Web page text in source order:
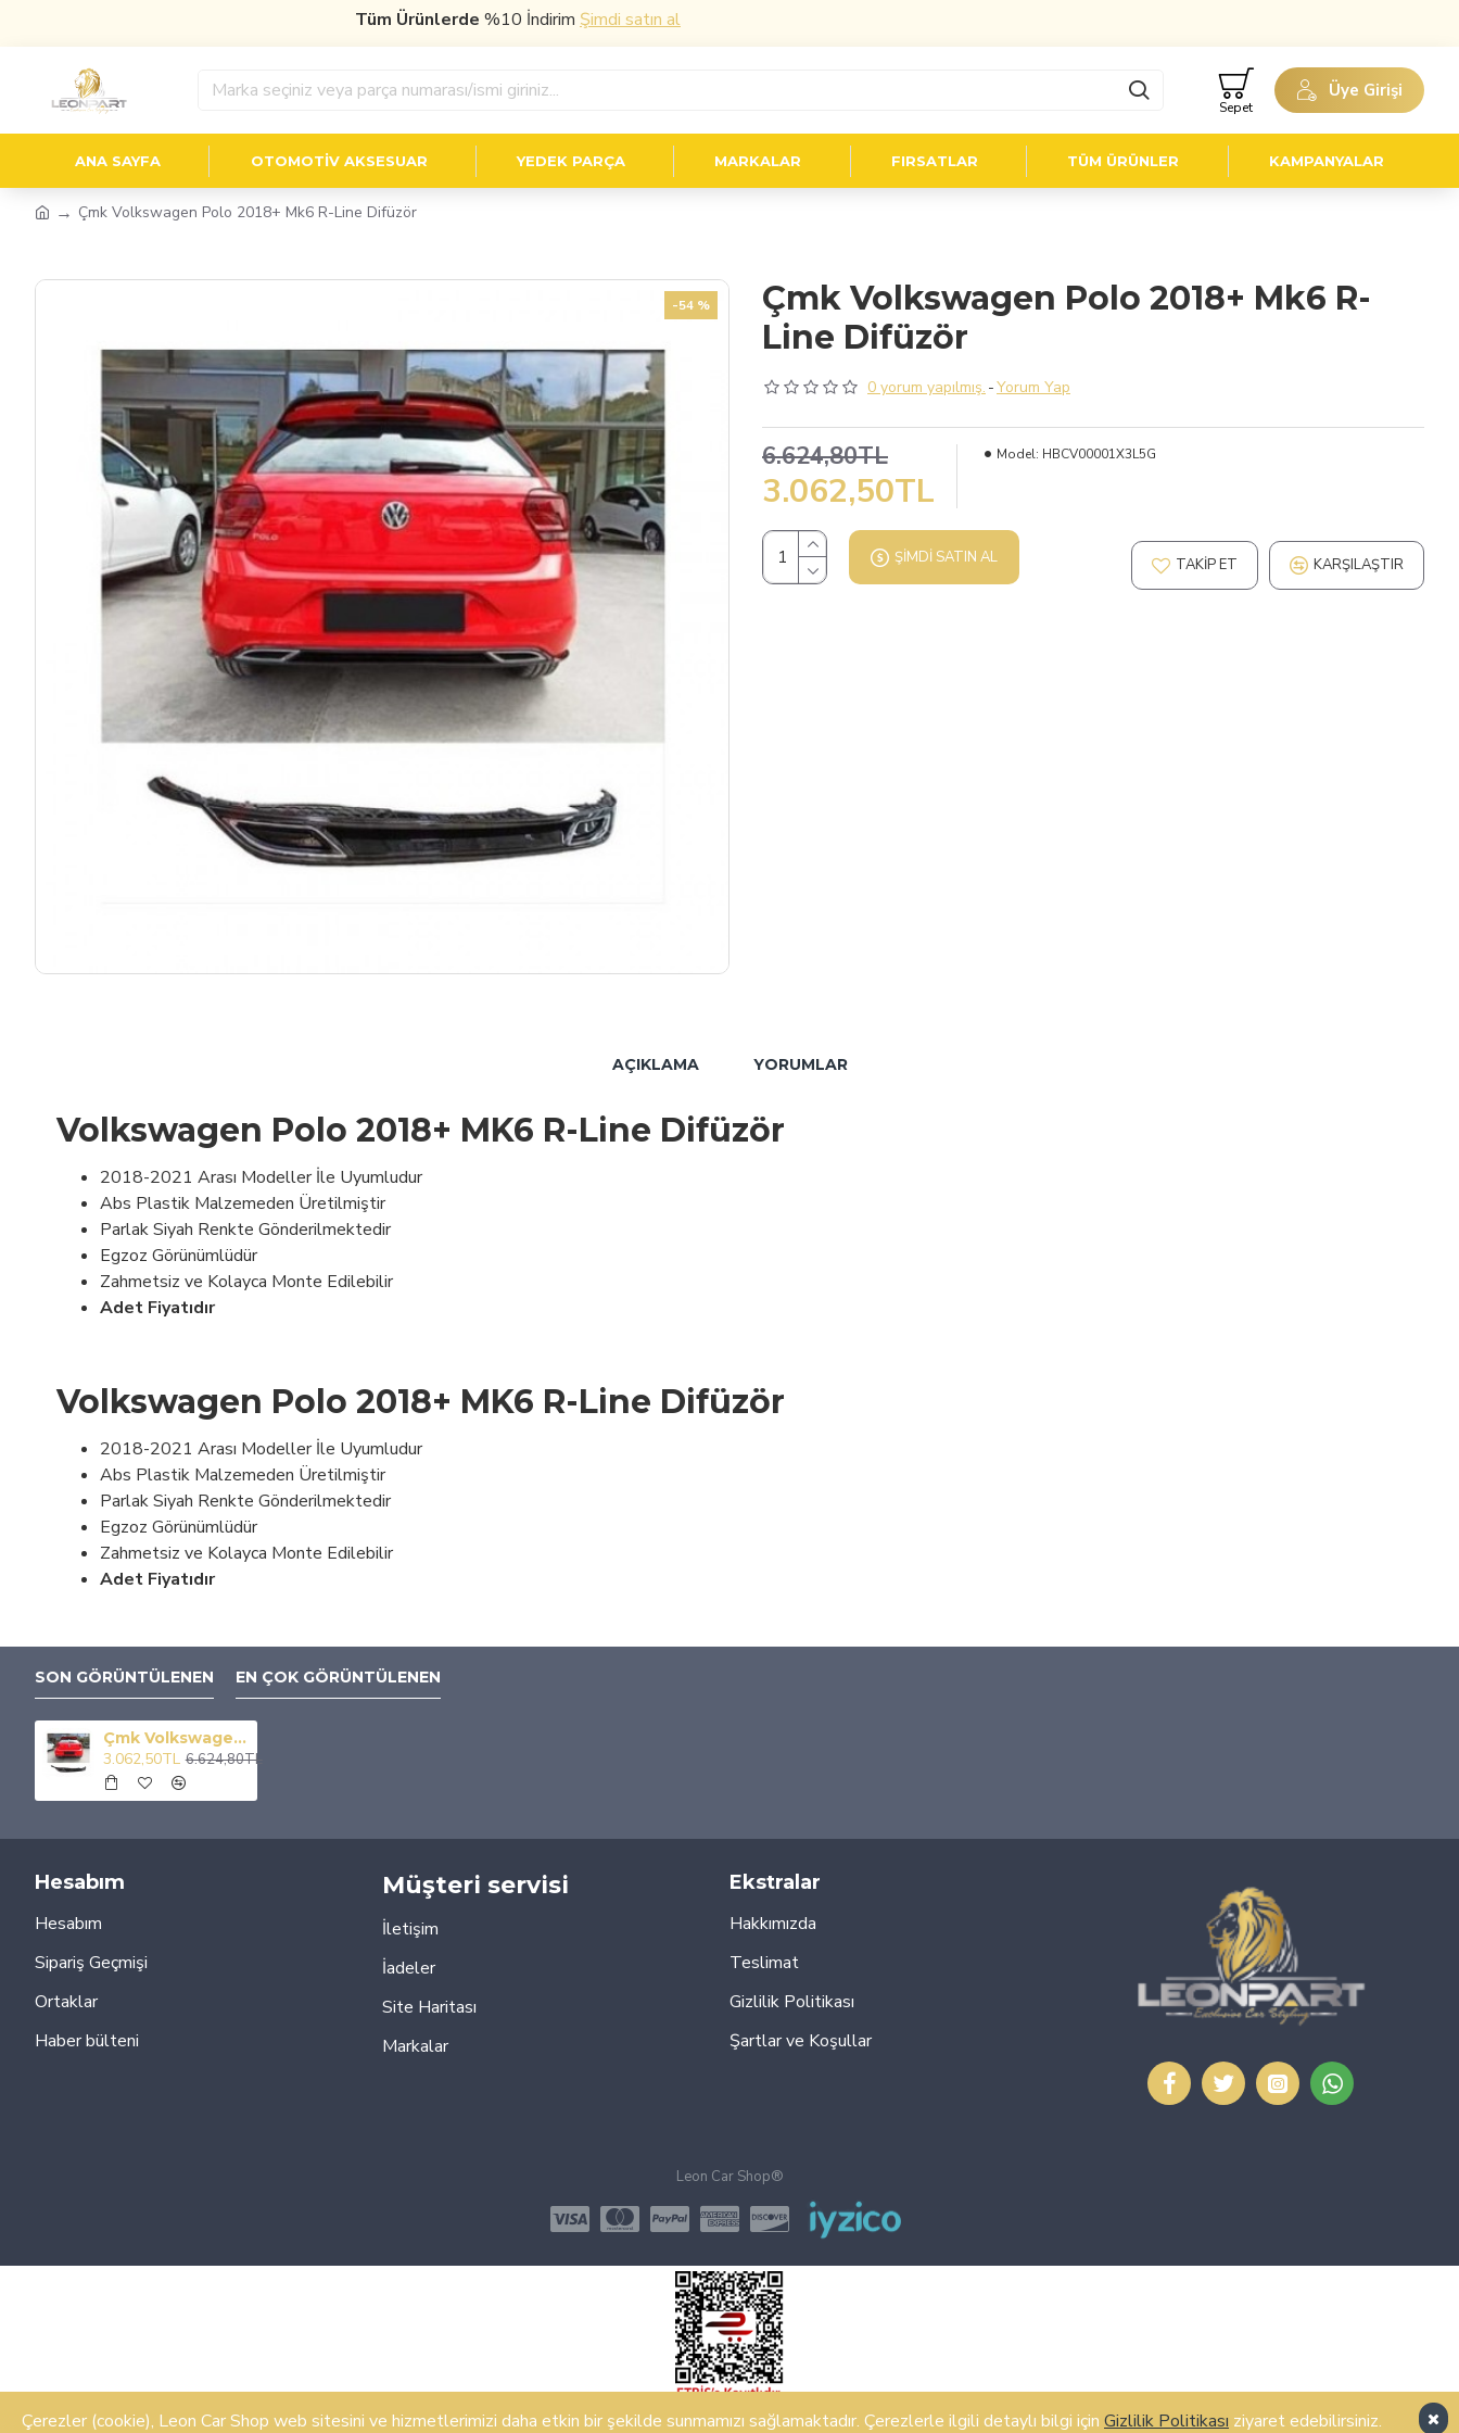
Tüm Ürünlerde%10 İndirimŞimdi satın al
Üye Girişi
Sepet
ANA SAYFA OTOMOTIV AKSESUAR YEDEK PARÇA MARKALAR FIRSATLAR TÜM ÜRÜNLER KAMPANYALAR
Çmk Volkswagen Polo 2018+ Mk6 R-Line Difüzör
-54 %
Çmk Volkswagen Polo 2018+ Mk6 R-
Line Difüzör
0 yorum yapılmış. -Yorum Yap
3.062,50TL
6.624,80TL Model: HBCV00001X3L5G
ŞIMDI SATIN AL TAKIP ET KARŞILAŞTIR
AÇIKLAMA YORUMLAR
Volkswagen Polo 2018+ MK6 R-Line Difüzör
2018-2021 Arası Modeller İle Uyumludur
Abs Plastik Malzemeden Üretilmiştir
Parlak Siyah Renkte Gönderilmektedir
Egzoz Görünümlüdür
Zahmetsiz ve Kolayca Monte Edilebilir
Adet Fiyatıdır
Volkswagen Polo 2018+ MK6 R-Line Difüzör
2018-2021 Arası Modeller İle Uyumludur
Abs Plastik Malzemeden Üretilmiştir
Parlak Siyah Renkte Gönderilmektedir
Egzoz Görünümlüdür
Zahmetsiz ve Kolayca Monte Edilebilir
Adet Fiyatıdır
SON GÖRÜNTÜLENEN EN ÇOK GÖRÜNTÜLENEN
Çmk Volkswagen Polo 2018+ Mk6 R-Line Difüzör
3.062,50TL 6.624,80TL
Hesabım
Hesabım
Sipariş Geçmişi
Ortaklar
Haber bülteni
Müşteri servisi
İletişim
İadeler
Site Haritası
Markalar
Ekstralar
Hakkımızda
Teslimat
Gizlilik Politikası
Şartlar ve Koşullar
Leon Car Shop®
Design, Hosting & Support By Shopgez.com
Çerezler (cookie), Leon Car Shop web sitesini ve hizmetlerimizi daha etkin bir şekilde sunmamızı sağlamaktadır. Çerezlerle ilgili detaylı bilgi için Gizlilik Politikası ziyaret edebilirsiniz.